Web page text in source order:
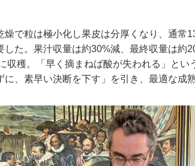
燥で粒は極小化し果皮は分厚くなり、通常
した。果汁収量は約30%減、最終収量は約
収穫。「早く摘まねば酸が失われる」とい
、素早い決断を下す」を引き、最適な成